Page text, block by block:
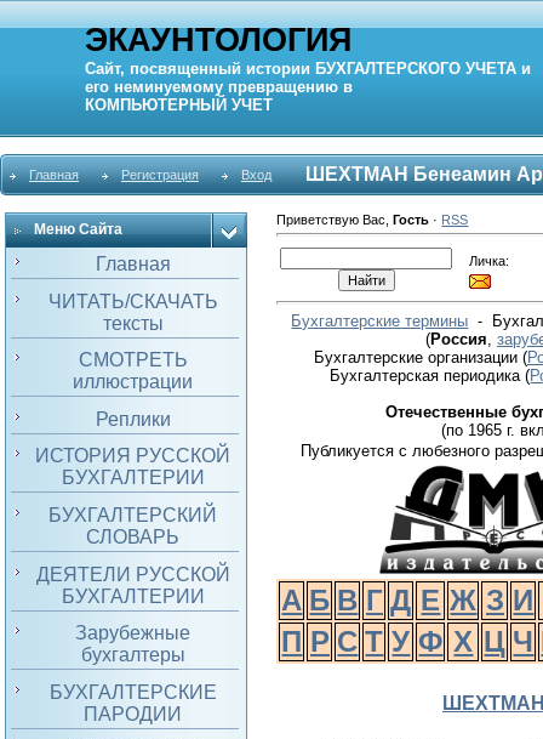
ЭКАУНТОЛОГИЯ
Сайт, посвященный истории БУХГАЛТЕРСКОГО УЧЕТА и
его неминуемому превращению в
КОМПЬЮТЕРНЫЙ УЧЕТ
Главная Регистрация Вход ШЕХТМАН Бенеамин
Меню Сайта
Главная
ЧИТАТЬ/СКАЧАТЬ
тексты
СМОТРЕТЬ
иллюстрации
Реплики
ИСТОРИЯ РУССКОЙ
БУХГАЛТЕРИИ
БУХГАЛТЕРСКИЙ
СЛОВАРЬ
ДЕЯТЕЛИ РУССКОЙ
БУХГАЛТЕРИИ
Зарубежные
бухгалтеры
БУХГАЛТЕРСКИЕ
ПАРОДИИ
Приветствую Вас ,Гость · RSS
Личка:
Бухгалтерские термины -
(Россия
Бухгалтерские организации (
Бухгалтерская периодика(
Отечественные
(по 1965 г.
Публикуется с любезного
А Б В Г Д Е Ж З И
П Р С Т У Ф Х Ц Ч